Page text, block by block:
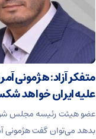
متفکر آزاد: هژمونی
علیه ایران خواهد
عضو هیئت رئیسه مجلس
بدهد می‌توان گفت هژمونی